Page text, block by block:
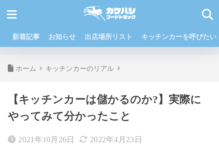
新着記事 お知らせ 出店場所リスト キッチンカーを呼びたい
ホーム キッチンカーのリアル
【キッチンカーは儲かるのか?】実際に
やってみて分かったこと
2021年10月26日 2022年4月23日